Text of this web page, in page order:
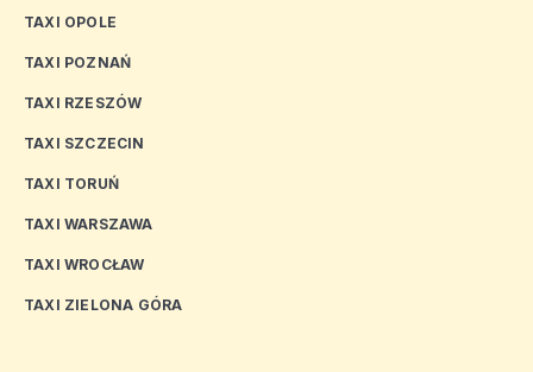
TAXI OPOLE
TAXI POZNAŃ
TAXI RZESZÓW
TAXI SZCZECIN
TAXI TORUŃ
TAXI WARSZAWA
TAXI WROCŁAW
TAXI ZIELONA GÓRA